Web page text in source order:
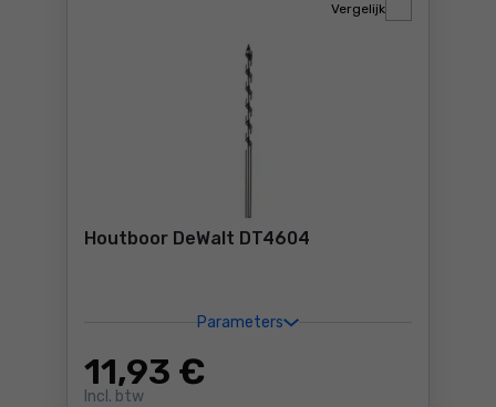
Houtboor DeWalt DT4604
Parameters
11,93 €
Incl. btw
Vergelijk